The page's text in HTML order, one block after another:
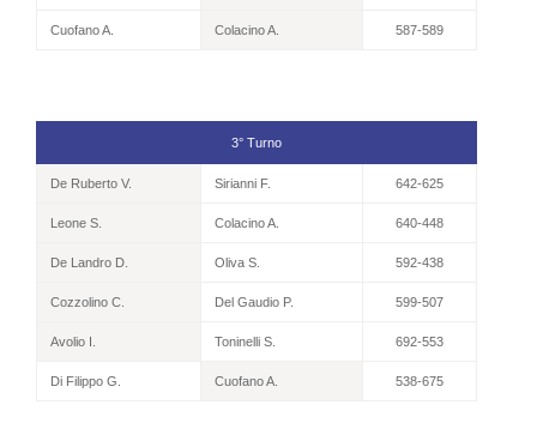
Cuofano A. Colacino A. 587-589
3° Turno
De Ruberto V. Sirianni F. 642-625
Leone S. Colacino A. 640-448
De Landro D. Oliva S. 592-438
Cozzolino C. Del Gaudio P. 599-507
Avolio I. Toninelli S. 692-553
Di Filippo G. Cuofano A. 538-675